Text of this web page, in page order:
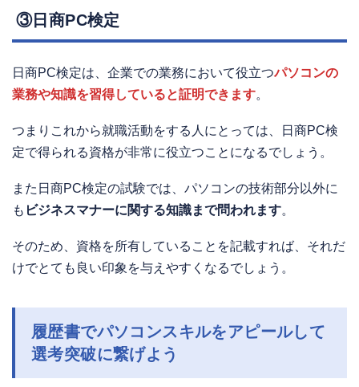
③日商PC検定
日商PC検定は、企業での業務において役立つパソコンの
業務や知識を習得していると証明できます。
つまりこれから就職活動をする人にとっては、日商PC検
定で得られる資格が非常に役立つことになるでしょう。
また日商PC検定の試験では、パソコンの技術部分以外に
も ビジネスマナーに関する知識まで問われます。
そのため、資格を所有していることを記載すれば、それだ
けでとても良い印象を与えやすくなるでしょう。
履歴書でパソコンスキルをアピールして
選考突破に繋げよう